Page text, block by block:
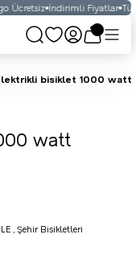
Ücretsiz İndirimli Fiyatlar
bisiklet 1000 watt
watt
, Şehir Bisikletleri